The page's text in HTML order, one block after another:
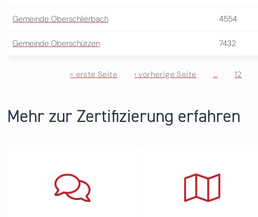
Gemeinde Oberschlierbach 4554
Gemeinde Oberschützen 7432
« erste Seite ‹ vorherige Seite … 12
Mehr zur Zertifizierung erfahren